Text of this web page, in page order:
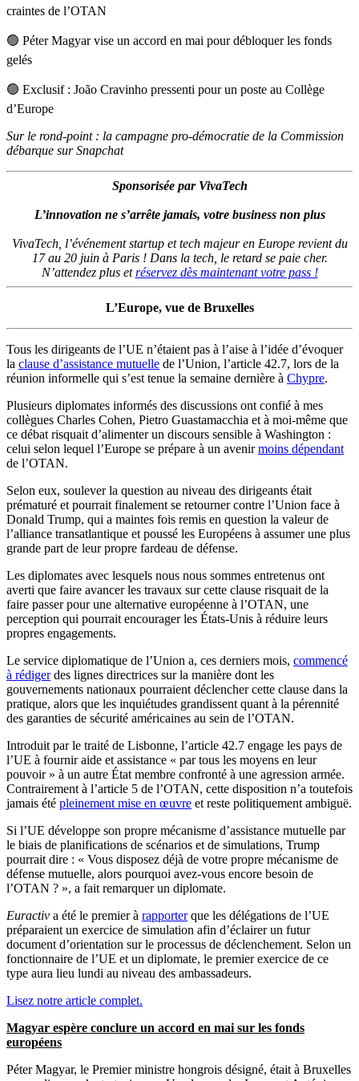
craintes de l’OTAN
🟢 Péter Magyar vise un accord en mai pour débloquer les fonds
gelés
🟢 Exclusif : João Cravinho pressenti pour un poste au Collège
d’Europe
Sur le rond-point : la campagne pro-démocratie de la Commission
débarque sur Snapchat
Sponsorisée par VivaTech
L’innovation ne s’arrête jamais, votre business non plus
VivaTech, l’événement startup et tech majeur en Europe revient du
17 au 20 juin à Paris ! Dans la tech, le retard se paie cher.
N’attendez plus etréservez dès maintenant votre pass !
L’Europe, vue de Bruxelles
Tous les dirigeants de l’UE n’étaient pas à l’aise à l’idée d’évoquer
la clause d’assistance mutuelle de l’Union, l’article 42.7, lors de la
réunion informelle qui s’est tenue la semaine dernière à Chypre.
Plusieurs diplomates informés des discussions ont confié à mes
collègues Charles Cohen, Pietro Guastamacchia et à moi-même que
ce débat risquait d’alimenter un discours sensible à Washington :
celui selon lequel l’Europe se prépare à un avenirmoins dépendant
de l’OTAN.
Selon eux, soulever la question au niveau des dirigeants était
prématuré et pourrait finalement se retourner contre l’Union face à
Donald Trump, qui a maintes fois remis en question la valeur de
l’alliance transatlantique et poussé les Européens à assumer une plus
grande part de leur propre fardeau de défense.
Les diplomates avec lesquels nous nous sommes entretenus ont
averti que faire avancer les travaux sur cette clause risquait de la
faire passer pour une alternative européenne à l’OTAN, une
perception qui pourrait encourager les États-Unis à réduire leurs
propres engagements.
Le service diplomatique de l’Union a, ces derniers mois, commencé
à rédigerdes lignes directrices sur la manière dont les
gouvernements nationaux pourraient déclencher cette clause dans la
pratique, alors que les inquiétudes grandissent quant à la pérennité
des garanties de sécurité américaines au sein de l’OTAN.
Introduit par le traité de Lisbonne, l’article 42.7 engage les pays de
l’UE à fournir aide et assistance « par tous les moyens en leur
pouvoir » à un autre État membre confronté à une agression armée.
Contrairement à l’article 5 de l’OTAN, cette disposition n’a toutefois
jamais été pleinement mise en œuvre et reste politiquement ambiguë.
Si l’UE développe son propre mécanisme d’assistance mutuelle par
le biais de planifications de scénarios et de simulations, Trump
pourrait dire : « Vous disposez déjà de votre propre mécanisme de
défense mutuelle, alors pourquoi avez-vous encore besoin de
l’OTAN ? », a fait remarquer un diplomate.
Euractiv a été le premier à rapporterque les délégations de l’UE
préparaient un exercice de simulation afin d’éclairer un futur
document d’orientation sur le processus de déclenchement. Selon un
fonctionnaire de l’UE et un diplomate, le premier exercice de ce
type aura lieu lundi au niveau des ambassadeurs.
Lisez notre article complet.
Magyar espère conclure un accord en mai sur les fonds
européens
Péter Magyar, le Premier ministre hongrois désigné, était à Bruxelles